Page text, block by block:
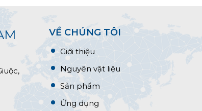
VỀ CHÚNG TÔI
Giới thiệu
Nguyên vật liệu
Sản phẩm
Ứng dụng